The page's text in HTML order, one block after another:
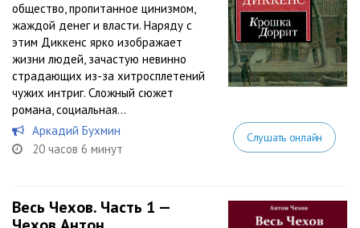
общество, пропитанное цинизмом,
жаждой денег и власти. Наряду с
этим Диккенс ярко изображает
жизни людей, зачастую невинно
страдающих из-за хитросплетений
чужих интриг. Сложный сюжет
романа, социальная...
Аркадий Бухмин
20 часов 6 минут
Слушать онлайн
Весь Чехов. Часть 1 —